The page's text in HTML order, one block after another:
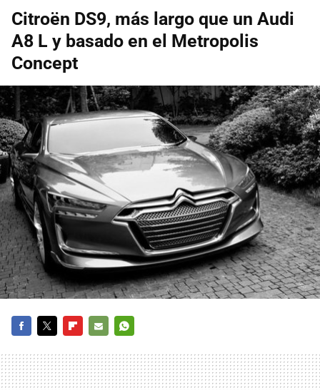
Citroën DS9, más largo que un Audi
A8 L y basado en el Metropolis
Concept
MAIL